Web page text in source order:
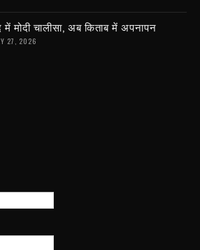
मोदी चालीसा, अब किताब में अपनापन
27, 2026